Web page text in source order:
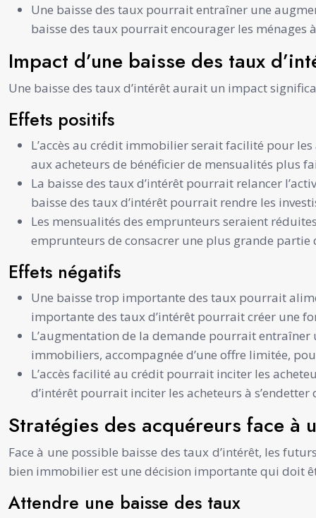
Une baisse des taux pourrait entraîner une
baisse des taux pourrait encourager les ménages
Impact d’une baisse des taux
Une baisse des taux d’intérêt aurait un impact
Effets positifs
L’accès au crédit immobilier serait facilité pour
aux acheteurs de bénéficier de mensualités plus
La baisse des taux d’intérêt pourrait relancer
baisse des taux d’intérêt pourrait rendre les
Les mensualités des emprunteurs seraient
emprunteurs de consacrer une plus grande
Effets négatifs
Une baisse trop importante des taux pourrait
importante des taux d’intérêt pourrait créer une
L’augmentation de la demande pourrait
immobiliers, accompagnée d’une offre limitée,
L’accès facilité au crédit pourrait inciter les
d’intérêt pourrait inciter les acheteurs à
Stratégies des acquéreurs face à
Face à une possible baisse des taux d’intérêt, les
bien immobilier est une décision importante qui doit
Attendre une baisse des taux